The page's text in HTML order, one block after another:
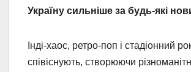
Україну сильніше за будь-які
Інді-хаос, ретро-поп і стадіонний
співіснують, створюючи